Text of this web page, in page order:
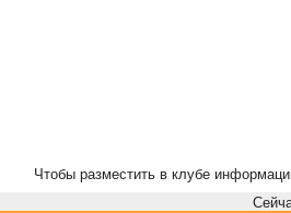
Чтобы разместить в клубе